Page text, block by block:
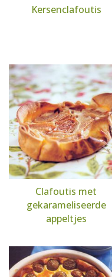
Kersenclafoutis
Clafoutis met
gekarameliseerde
appeltjes